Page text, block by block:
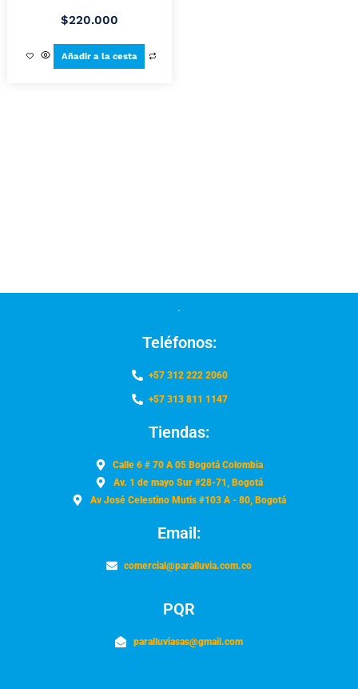
$220.000
Añadir a la cesta
Teléfonos:
+57 312 222 2060
+57 313 811 1147
Tiendas:
Calle 6 # 70 A 05 Bogotá Colombia
Av. 1 de mayo Sur #28-71, Bogotá
Av José Celestino Mutis #103 A - 80, Bogotá
Email:
comercial@paralluvia.com.co
PQR
paralluviasas@gmail.com